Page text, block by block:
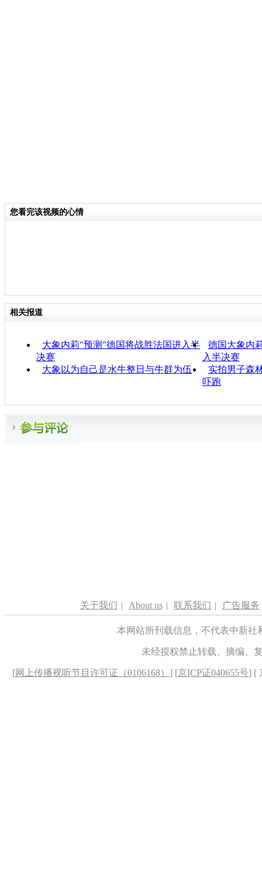
您看完该视频的心情
相关报道
大象内莉"预测"德国将战胜法国进入半
决赛
德国大象内
入半决赛
大象以为自己是水牛整日与牛群为伍
实拍男子森
吓跑
关于我们 | About us | 联系我们 | 广告服务
本网站所刊载信息，不代表中新
未经授权禁止转载、摘编、
[网上传播视听节目许可证（0106168） ] [京ICP证040655号] [